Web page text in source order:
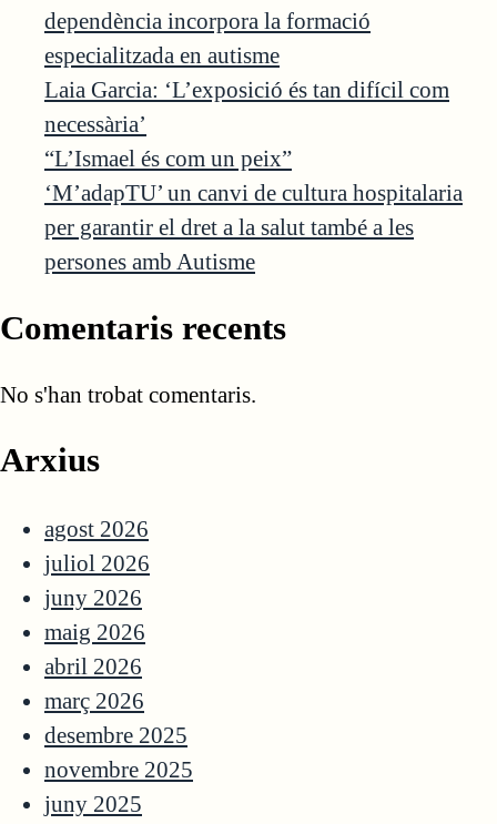
dependència incorpora la formació
especialitzada en autisme
Laia Garcia: ‘L’exposició és tan difícil com
necessària’
“L’Ismael és com un peix”
‘M’adapTU’ un canvi de cultura hospitalaria
per garantir el dret a la salut també a les
persones amb Autisme
Comentaris recents
No s'han trobat comentaris.
Arxius
agost 2026
juliol 2026
juny 2026
maig 2026
abril 2026
març 2026
desembre 2025
novembre 2025
juny 2025